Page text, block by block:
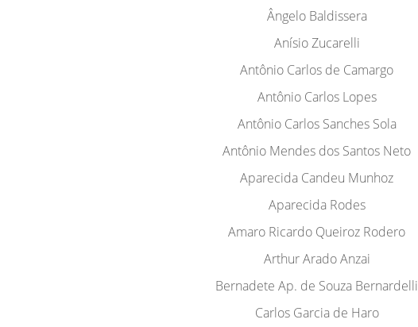
Ângelo Baldissera
Anísio Zucarelli
Antônio Carlos de Camargo
Antônio Carlos Lopes
Antônio Carlos Sanches Sola
Antônio Mendes dos Santos Neto
Aparecida Candeu Munhoz
Aparecida Rodes
Amaro Ricardo Queiroz Rodero
Arthur Arado Anzai
Bernadete Ap. de Souza Bernardelli
Carlos Garcia de Haro